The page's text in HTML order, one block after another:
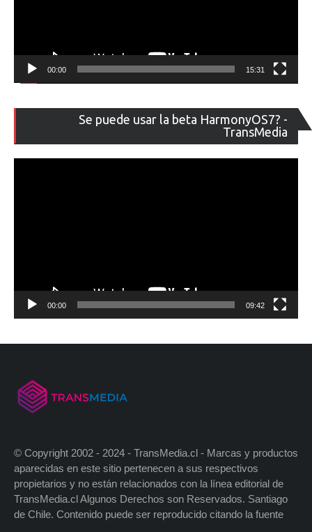
00:00 15:31
Se puede usar la beta HarmonyOS7? -
TransMedia
de
00:00 09:42
© Copyright 2002 - 2024 - TransMedia.cl - Marcas y productos
aparecidas en este sitio pertenecen a sus respectivos
propietarios y no están relacionados con la línea editorial de
TransMedia.cl Algunos Derechos son Reservados. Santiago
de Chile. Contenido puede ser reproducido citando la fuente